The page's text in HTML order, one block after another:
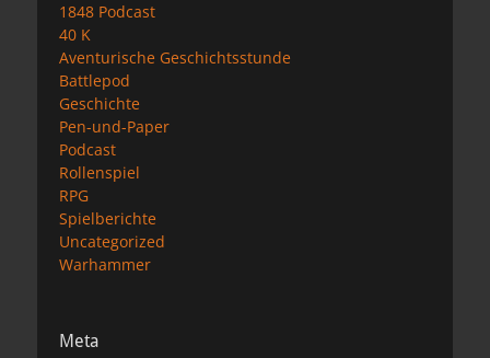
1848 Podcast
40 K
Aventurische Geschichtsstunde
Battlepod
Geschichte
Pen-und-Paper
Podcast
Rollenspiel
RPG
Spielberichte
Uncategorized
Warhammer
Meta